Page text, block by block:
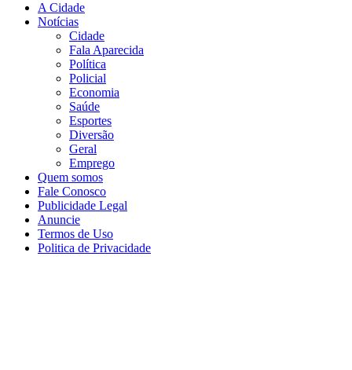
A Cidade
Notícias
Cidade
Fala Aparecida
Política
Policial
Economia
Saúde
Esportes
Diversão
Geral
Emprego
Quem somos
Fale Conosco
Publicidade Legal
Anuncie
Termos de Uso
Politica de Privacidade